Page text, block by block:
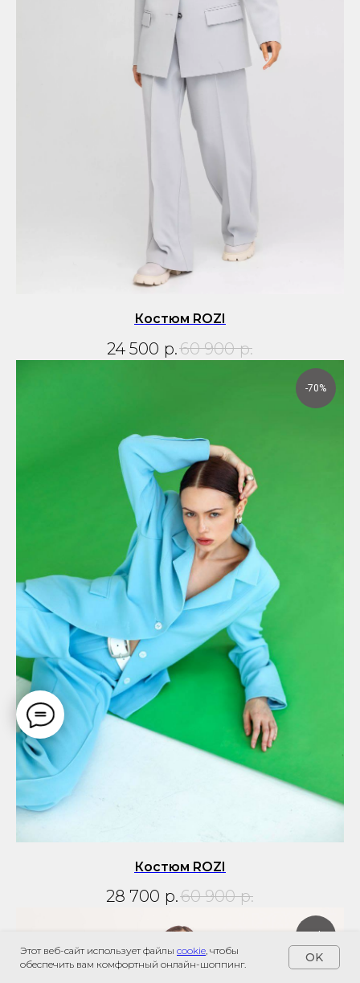
Этот веб-сайт использует файлы cookie, чтобы
обеспечить вам комфортный онлайн-шоппинг.
OK
Костюм ROZI
24 500 р.60 900 р.
-70%
Костюм ROZI
28 700 р.60 900 р.